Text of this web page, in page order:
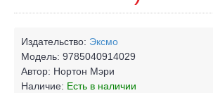
Издательство: Эксмо
Модель: 9785040914029
Автор: Нортон Мэри
Наличие: Есть в наличии